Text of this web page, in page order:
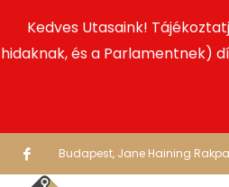
Kedves Utasaink!
hidaknak, és a Parlamentnek)
Budapest, Jane Haining